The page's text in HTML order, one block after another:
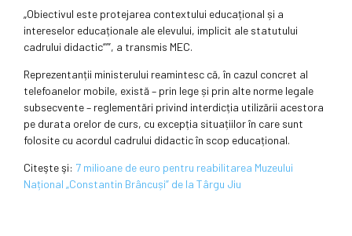
„Obiectivul este protejarea contextului educațional și a
intereselor educaționale ale elevului, implicit ale statutului
cadrului didactic“’”, a transmis MEC.
Reprezentanții ministerului reamintesc că, în cazul concret al
telefoanelor mobile, există – prin lege și prin alte norme legale
subsecvente – reglementări privind interdicția utilizării acestora
pe durata orelor de curs, cu excepția situațiilor în care sunt
folosite cu acordul cadrului didactic în scop educațional.
Citeşte şi: 7 milioane de euro pentru reabilitarea Muzeului
Național „Constantin Brâncuși” de la Târgu Jiu